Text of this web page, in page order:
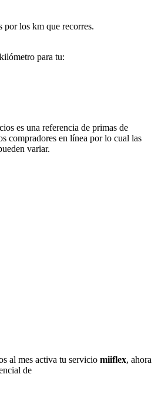
por los km que recorres.
para tu:
es una referencia de primas de
compradores en línea por lo cual las
variar.
al mes activa tu servicio miiflex, ahora
de